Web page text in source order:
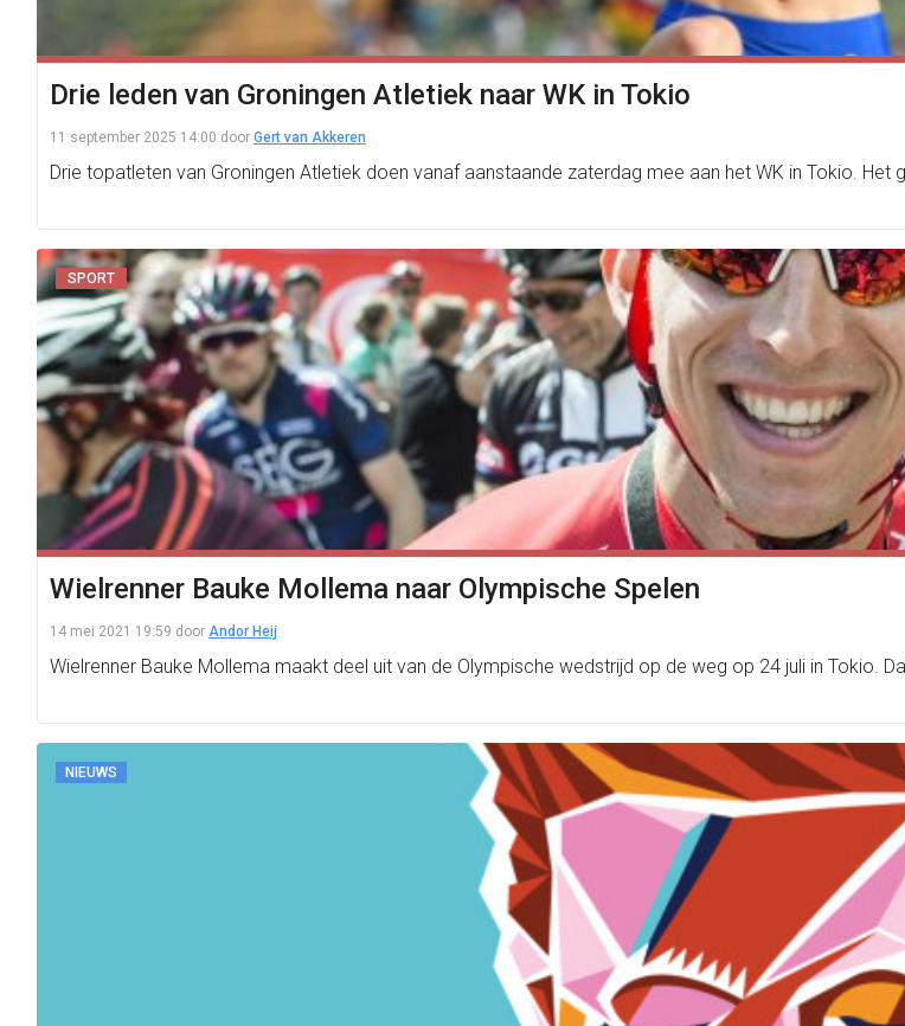
Drie leden van Groningen Atletiek naar WK in Tokio
11 september 2025 14:00 door Gert van Akkeren
Drie topatleten van Groningen Atletiek doen vanaf aanstaande zaterdag mee aan het WK in Tokio.
SPORT
Wielrenner Bauke Mollema naar Olympische Spelen
14 mei 2021 19:59 door Andor Heij
Wielrenner Bauke Mollema maakt deel uit van de Olympische wedstrijd op de weg op 24 juli in Tokio.
NIEUWS